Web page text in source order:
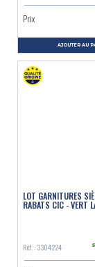
Prix
AJOUTER AU
LOT GARNITURES
RABATS CIC - VERT
Réf. : 3304224